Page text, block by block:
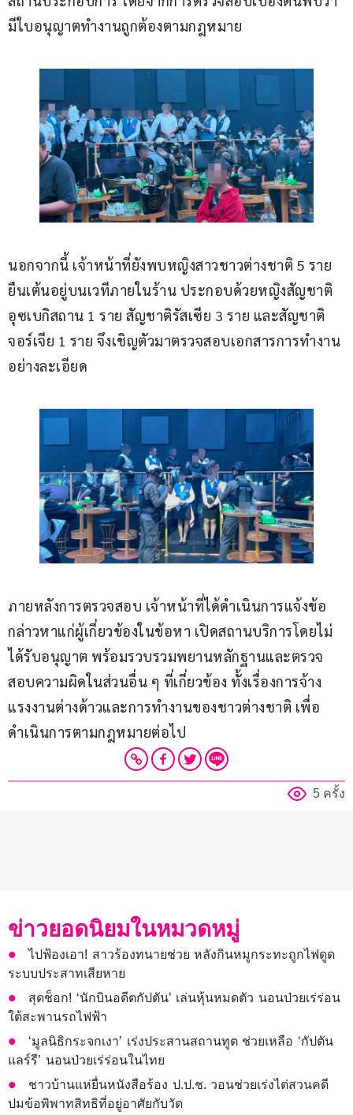
มีใบอนุญาตทำงานถูกต้องตามกฎหมาย
นอกจากนี้ เจ้าหน้าที่ยังพบหญิงสาวชาวต่างชาติ 5 ราย
ยืนเต้นอยู่บนเวทีภายในร้าน ประกอบด้วยหญิงสัญชาติ
อุซเบกิสถาน 1 ราย สัญชาติรัสเซีย 3 ราย และสัญชาติ
จอร์เจีย 1 ราย จึงเชิญตัวมาตรวจสอบเอกสารการทำงาน
อย่างละเอียด
ภายหลังการตรวจสอบ เจ้าหน้าที่ได้ดำเนินการแจ้งข้อ
กล่าวหาแก่ผู้เกี่ยวข้องในข้อหา เปิดสถานบริการโดยไม่
ได้รับอนุญาต พร้อมรวบรวมพยานหลักฐานและตรวจ
สอบความผิดในส่วนอื่น ๆ ที่เกี่ยวข้อง ทั้งเรื่องการจ้าง
แรงงานต่างด้าวและการทำงานของชาวต่างชาติ เพื่อ
ดำเนินการตามกฎหมายต่อไป
5 ครั้ง
ข่าวยอดนิยมในหมวดหมู่
ไปฟ้องเอา! สาวร้องทนายช่วย หลังกินหมูกระทะถูกไฟดูด
ระบบประสาทเสียหาย
สุดช็อก! ‘นักบินอดีตกัปตัน’ เล่นหุ้นหมดตัว นอนป่วยเร่ร่อน
ใต้สะพานรถไฟฟ้า
‘มูลนิธิกระจกเงา’ เร่งประสานสถานทูต ช่วยเหลือ ‘กัปตัน
แลร์รี’ นอนป่วยเร่ร่อนในไทย
ชาวบ้านแห่ยื่นหนังสือร้อง ป.ป.ช. วอนช่วยเร่งไต่สวนคดี
ปมข้อพิพาทสิทธิที่อยู่อาศัยกับวัด